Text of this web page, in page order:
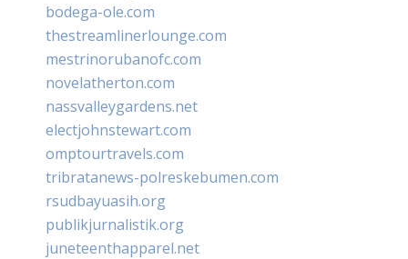
bodega-ole.com
thestreamlinerlounge.com
mestrinorubanofc.com
novelatherton.com
nassvalleygardens.net
electjohnstewart.com
omptourtravels.com
tribratanews-polreskebumen.com
rsudbayuasih.org
publikjurnalistik.org
juneteenthapparel.net